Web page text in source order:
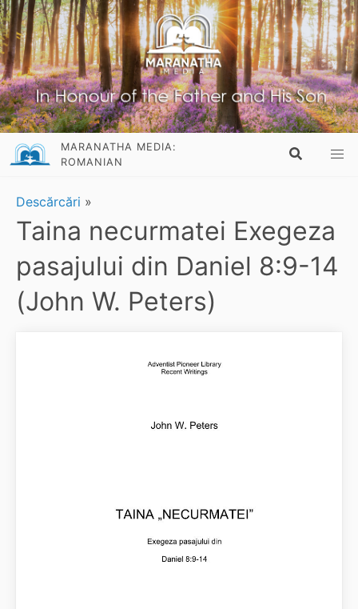
MARANATHA MEDIA:
ROMANIAN
Descărcări »
Taina necurmatei Exegeza
pasajului din Daniel 8:9-14
(John W. Peters)